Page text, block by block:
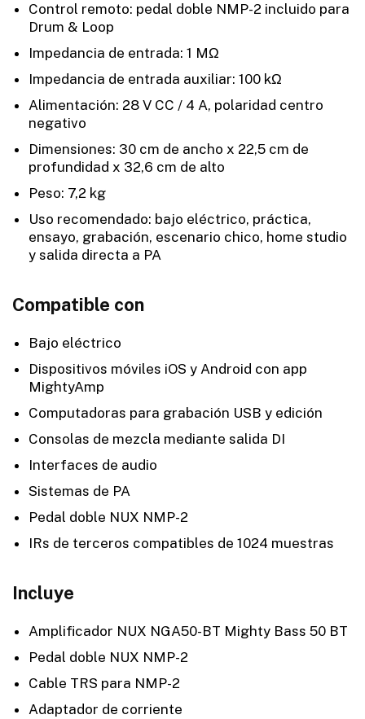
Control remoto: pedal doble NMP-2 incluido para
Drum & Loop
Impedancia de entrada: 1 MΩ
Impedancia de entrada auxiliar: 100 kΩ
Alimentación: 28 V CC / 4 A, polaridad centro
negativo
Dimensiones: 30 cm de ancho x 22,5 cm de
profundidad x 32,6 cm de alto
Peso: 7,2 kg
Uso recomendado: bajo eléctrico, práctica,
ensayo, grabación, escenario chico, home studio
y salida directa a PA
Compatible con
Bajo eléctrico
Dispositivos móviles iOS y Android con app
MightyAmp
Computadoras para grabación USB y edición
Consolas de mezcla mediante salida DI
Interfaces de audio
Sistemas de PA
Pedal doble NUX NMP-2
IRs de terceros compatibles de 1024 muestras
Incluye
Amplificador NUX NGA50-BT Mighty Bass 50 BT
Pedal doble NUX NMP-2
Cable TRS para NMP-2
Adaptador de corriente